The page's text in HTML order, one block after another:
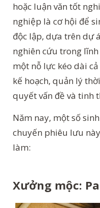
hoặc luận văn tốt
nghiệp là cơ hội để
độc lập, dựa trên dự
nghiên cứu trong
một nỗ lực kéo dài
kế hoạch, quản lý
quyết vấn đề và tinh
Năm nay, một số
chuyến phiêu lưu
làm:
Xưởng mộc: